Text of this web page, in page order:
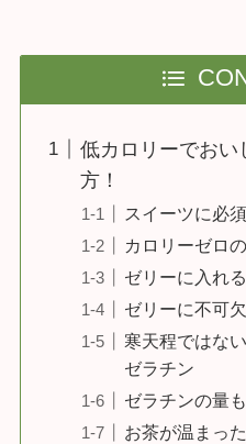
低カロリーでおい
方！
スイーツに必
カロリーゼロ
ゼリーに入れ
ゼリーに不可
寒天程ではな
ゼラチン
ゼラチンの量
お茶が温まっ